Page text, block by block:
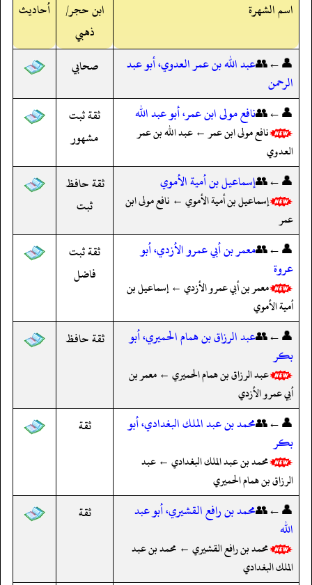
اسم الشهرة
ابن حجر/
ذهبي
أحاديث
👤←👥عبد الله بن عمر العدوي، أبو عبد
الرحمن
صحابي
👤←👥نافع مولى ابن عمر، أبو عبد الله
نافع مولى ابن عمر ← عبد الله بن عمر
العدوي
ثقة ثبت
مشهور
👤←👥إسماعيل بن أمية الأموي
إسماعيل بن أمية الأموي ← نافع مولى ابن
عمر
ثقة حافظ
ثبت
👤←👥معمر بن أبي عمرو الأزدي، أبو
عروة
معمر بن أبي عمرو الأزدي ← إسماعيل بن
أمية الأموي
ثقة ثبت
فاضل
👤←👥عبد الرزاق بن همام الحميري، أبو
بكر
عبد الرزاق بن همام الحميري ← معمر بن
أبي عمرو الأزدي
ثقة حافظ
👤←👥محمد بن عبد الملك البغدادي، أبو
بكر
محمد بن عبد الملك البغدادي ← عبد
الرزاق بن همام الحميري
ثقة
👤←👥محمد بن رافع القشيري، أبو عبد
الله
محمد بن رافع القشيري ← محمد بن عبد
الملك البغدادي
ثقة